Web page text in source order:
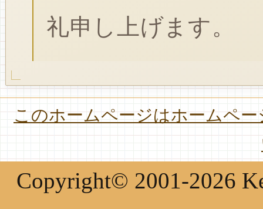
礼申し上げます。
このホームページはホームペ
Copyright© 2001-2026